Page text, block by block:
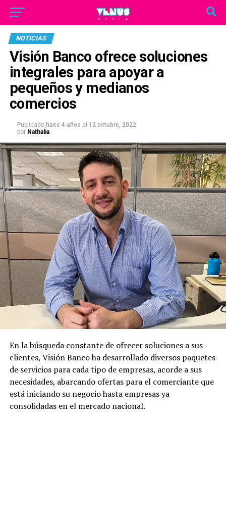
NOTICIAS
Visión Banco ofrece soluciones
integrales para apoyar a
pequeños y medianos
comercios
Publicado hace 4 años el 12 octubre, 2022
por Nathalia
En la búsqueda constante de ofrecer soluciones a sus
clientes, Visión Banco ha desarrollado diversos paquetes
de servicios para cada tipo de empresas, acorde a sus
necesidades, abarcando ofertas para el comerciante que
está iniciando su negocio hasta empresas ya
consolidadas en el mercado nacional.